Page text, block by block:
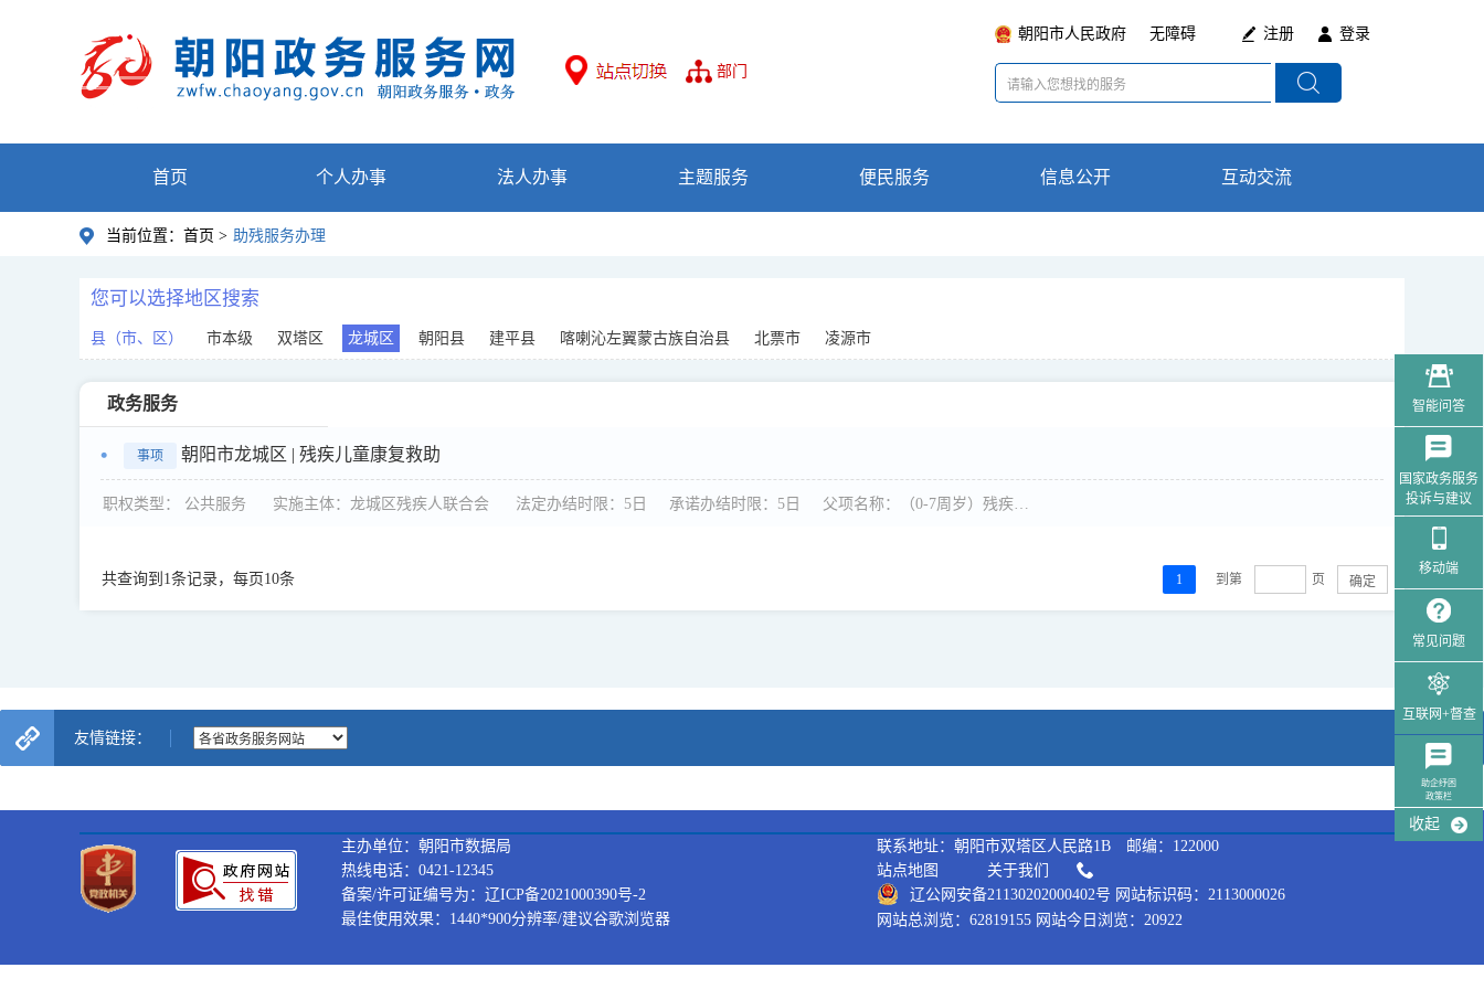
部门
朝阳市人民政府 无障碍 注册 登录
首页 个人办事 法人办事 主题服务 便民服务 通知公告
信息公开 互动交流
当前位置： 首页 > 助残服务办理
您可以选择地区搜索
县（市、区） 市本级 双塔区 龙城区 朝阳县 建平县 喀喇沁左翼蒙古族自治县 北票市 凌源市
政务服务
事项 朝阳市龙城区 | 残疾儿童康复救助
职权类型： 公共服务 实施主体：龙城区残疾人联合会 法定办结时限：5日 承诺办结时限：5日 父项名称：（0-7周岁）残疾儿童康复救助
1 到第 页 确定
共查询到1条记录，每页10条
智能问答
国家政务服务
投诉与建议
移动端
常见问题
互联网+督查
助企纾困
政策栏
收起
友情链接：
主办单位：朝阳市数据局
热线电话：0421-12345
备案/许可证编号为：辽ICP备2021000390号-2
最佳使用效果：1440*900分辨率/建议谷歌浏览器
联系地址：朝阳市双塔区人民路1B 邮编：122000
站点地图
关于我们
辽公网安备21130202000402号 网站标识码：2113000026
网站总浏览：62819155 网站今日浏览：20922